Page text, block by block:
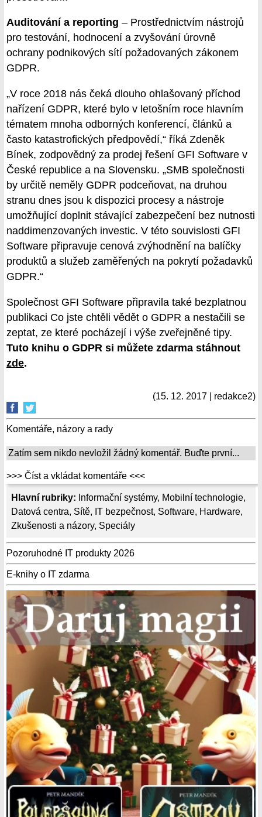
Hlavní rubriky: Informační systémy, Mobilní technologie,
Datová centra, Sítě, IT bezpečnost, Software, Hardware,
Zkušenosti a názory, Speciály
Pozoruhodné IT produkty 2026
E-knihy o IT zdarma
Auditování a reporting – Prostřednictvím nástrojů
pro testování, hodnocení a zvyšování úrovně
ochrany podnikových sítí požadovaných zákonem
GDPR.
„V roce 2018 nás čeká dlouho ohlašovaný příchod
nařízení GDPR, které bylo v letošním roce hlavním
tématem mnoha odborných konferencí, článků a
často katastrofických předpovědí,“ říká Zdeněk
Bínek, zodpovědný za prodej řešení GFI Software v
České republice a na Slovensku. „SMB společnosti
by určitě neměly GDPR podceňovat, na druhou
stranu dnes jsou k dispozici procesy a nástroje
umožňující doplnit stávající zabezpečení bez nutnosti
naddimenzovaných investic. V této souvislosti GFI
Software připravuje cenová zvýhodnění na balíčky
produktů a služeb zaměřených na pokrytí požadavků
GDPR.“
Společnost GFI Software připravila také bezplatnou
publikaci Co jste chtěli vědět o GDPR a nestačili se
zeptat, ze které pocházejí i výše zveřejněné tipy.
Tuto knihu o GDPR si můžete zdarma stáhnout
zde.
(15. 12. 2017 | redakce2)
Komentáře, názory a rady
Zatím sem nikdo nevložil žádný komentář. Buďte první...
>>> Číst a vkládat komentáře <<<